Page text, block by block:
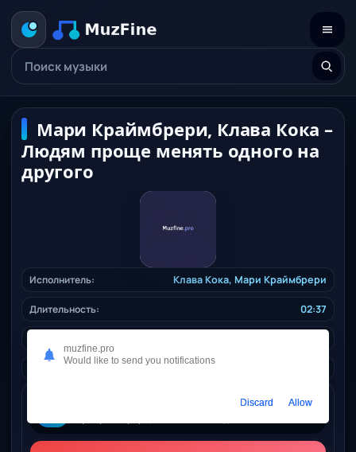
Мари Краймбрери, Клава Кока –
Людям проще менять одного на
другого
Исполнитель: Клава Кока, Мари Краймбрери
Длительность: 02:37
Дата релиза:
muzfine.pro
Would like to send you notifications
Discard Allow